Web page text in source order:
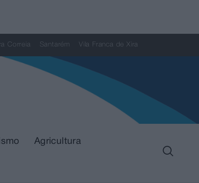
Correia Santarém Vila Franca de Xira
Agricultura